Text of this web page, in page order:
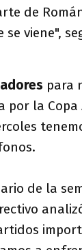
de
viene",
para
por la
de la